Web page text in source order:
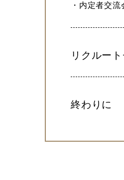
・内定者交流
リクルー
終わりに